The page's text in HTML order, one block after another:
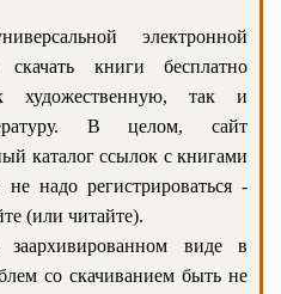
электронной
книги бесплатно
художественную, так и
В целом, сайт
каталог ссылок с книгами
надо регистрироваться -
(или читайте).
виде в
со скачиванием быть не